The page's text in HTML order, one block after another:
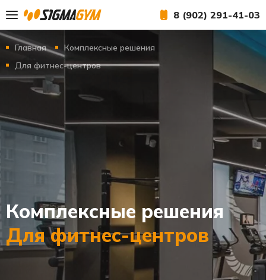
8 (902) 291-41-03
Главная
Комплексные решения
Для фитнес-центров
Комплексные решения
Для фитнес-центров